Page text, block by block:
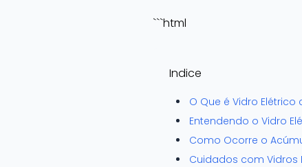
```html
Indice
O Que é Vidro
Entendendo o Vidro
Como Ocorre o
Cuidados com Vidros